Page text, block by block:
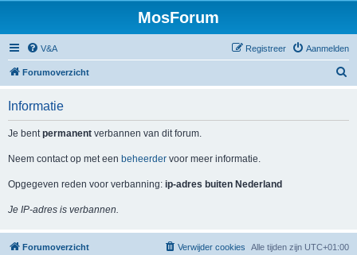
MosForum
V&A Aanmelden
Registreer
Forumoverzicht
Informatie
Je bentpermanent verbannen van dit forum.
Neem contact op met een beheerder voor meer informatie.
Opgegeven reden voor verbanning: ip-adres buiten Nederland
Je IP-adres is verbannen.
Forumoverzicht Alle tijden zijn UTC+01:00
Verwijder cookies